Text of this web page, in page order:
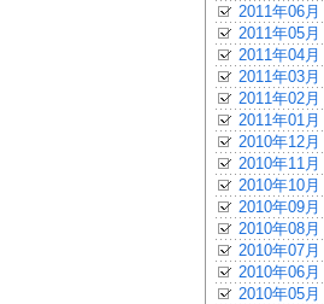
2011年06月
2011年05月
2011年04月
2011年03月
2011年02月
2011年01月
2010年12月
2010年11月
2010年10月
2010年09月
2010年08月
2010年07月
2010年06月
2010年05月